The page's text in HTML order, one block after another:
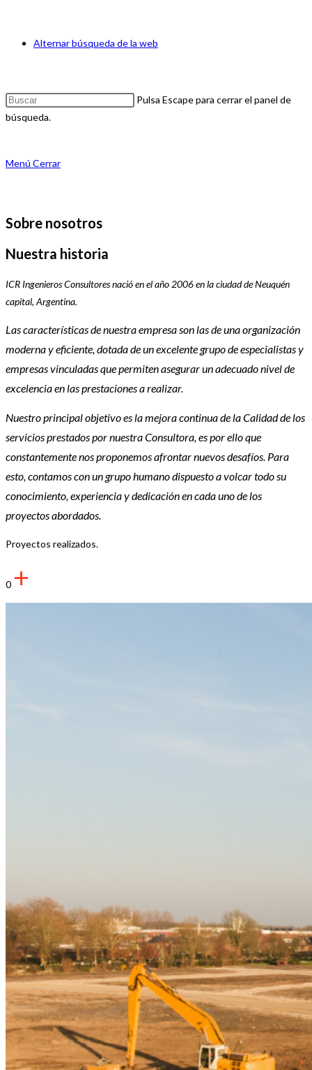
Alternar búsqueda de la web
Pulsa Escape para cerrar el panel de
búsqueda.
Menú Cerrar
Sobre nosotros
Nuestra historia
ICR Ingenieros Consultores nació en el año 2006 en la ciudad de Neuquén
capital, Argentina.
Las características de nuestra empresa son las de una organización
moderna y eficiente, dotada de un excelente grupo de especialistas y
empresas vinculadas que permiten asegurar un adecuado nivel de
excelencia en las prestaciones a realizar.
Nuestro principal objetivo es la mejora continua de la Calidad de los
servicios prestados por nuestra Consultora, es por ello que
constantemente nos proponemos afrontar nuevos desafíos. Para
esto, contamos con un grupo humano dispuesto a volcar todo su
conocimiento, experiencia y dedicación en cada uno de los
proyectos abordados.
Proyectos realizados.
0 +